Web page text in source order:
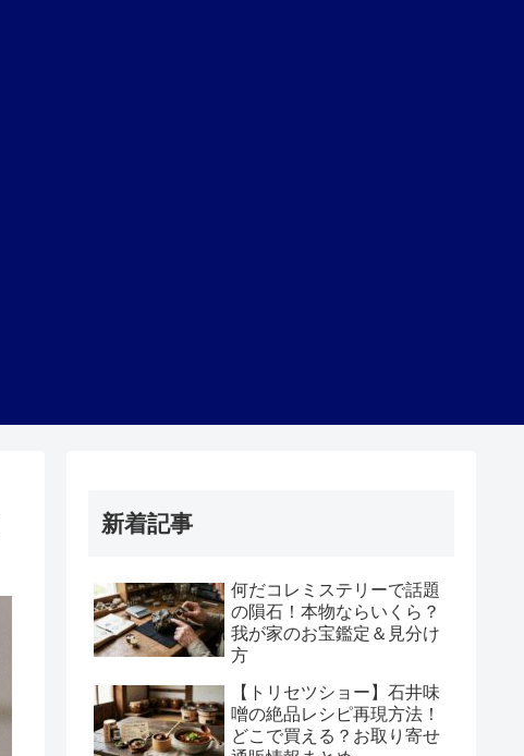
新着記事
何だコレミステリーで話題
の隕石！本物ならいくら？
我が家のお宝鑑定＆見分け
方
【トリセツショー】石井味
噌の絶品レシピ再現方法！
どこで買える？お取り寄せ